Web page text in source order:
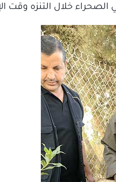
الصحراء خلال التنزه وقت